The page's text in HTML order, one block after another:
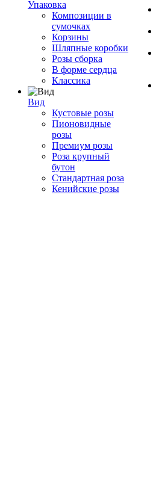
Упаковка
Композиции в
сумочках
Корзины
Шляпные коробки
Розы сборка
В форме сердца
Классика
Вид
Кустовые розы
Пионовидные
розы
Премиум розы
Роза крупный
бутон
Стандартная роза
Кенийские розы